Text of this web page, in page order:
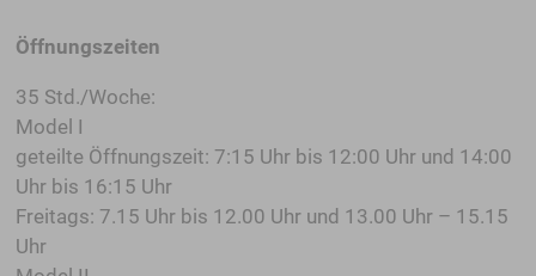
Öffnungszeiten
35 Std./Woche:
Model I
geteilte Öffnungszeit: 7:15 Uhr bis 12:00 Uhr und 14:00
Uhr bis 16:15 Uhr
Freitags: 7.15 Uhr bis 12.00 Uhr und 13.00 Uhr – 15.15
Uhr